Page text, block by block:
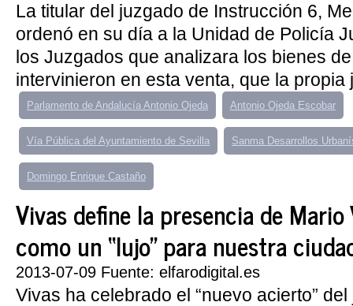
La titular del juzgado de Instrucción 6,
ordenó en su día a la Unidad de Policía
los Juzgados que analizara los bienes
intervinieron en esta venta, que la propia
Parlamento de Andalucía Antonio Ojeda Antonio Ojeda Escobar
Vía Pública del Ayuntamiento de Sevilla Sanma Desarrollos
Domingo Enrique Castaño
Vivas define la presencia de
como un “lujo” para nuestra
2013-07-09 Fuente: elfarodigital.es
Vivas ha celebrado el “nuevo acierto”